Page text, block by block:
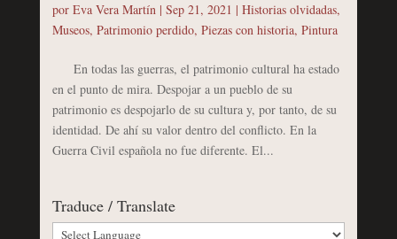
por Eva Vera Martín| Sep 21, 2021 | Historias olvidadas,
Museos, Patrimonio perdido, Piezas con historia, Pintura
En todas las guerras, el patrimonio cultural ha estado
en el punto de mira. Despojar a un pueblo de su
patrimonio es despojarlo de su cultura y, por tanto, de su
identidad. De ahí su valor dentro del conflicto. En la
Guerra Civil española no fue diferente. El...
Traduce / Translate